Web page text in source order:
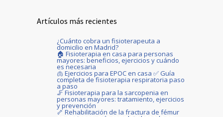
Artículos más recientes
¿Cuánto cobra un fisioterapeuta a
domicilio en Madrid?
🏠 Fisioterapia en casa para personas
mayores: beneficios, ejercicios y cuándo
es necesaria
🫁 Ejercicios para EPOC en casa ✅ Guía
completa de fisioterapia respiratoria paso
a paso
🦵 Fisioterapia para la sarcopenia en
personas mayores: tratamiento, ejercicios
y prevención
🦴 Rehabilitación de la fractura de fémur